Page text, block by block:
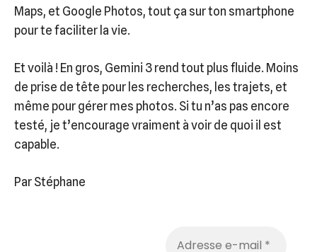
Maps, et Google Photos, tout ça sur ton smartphone
pour te faciliter la vie.
Et voilà ! En gros, Gemini 3 rend tout plus fluide. Moins
de prise de tête pour les recherches, les trajets, et
même pour gérer mes photos. Si tu n’as pas encore
testé, je t’encourage vraiment à voir de quoi il est
capable.
Par Stéphane